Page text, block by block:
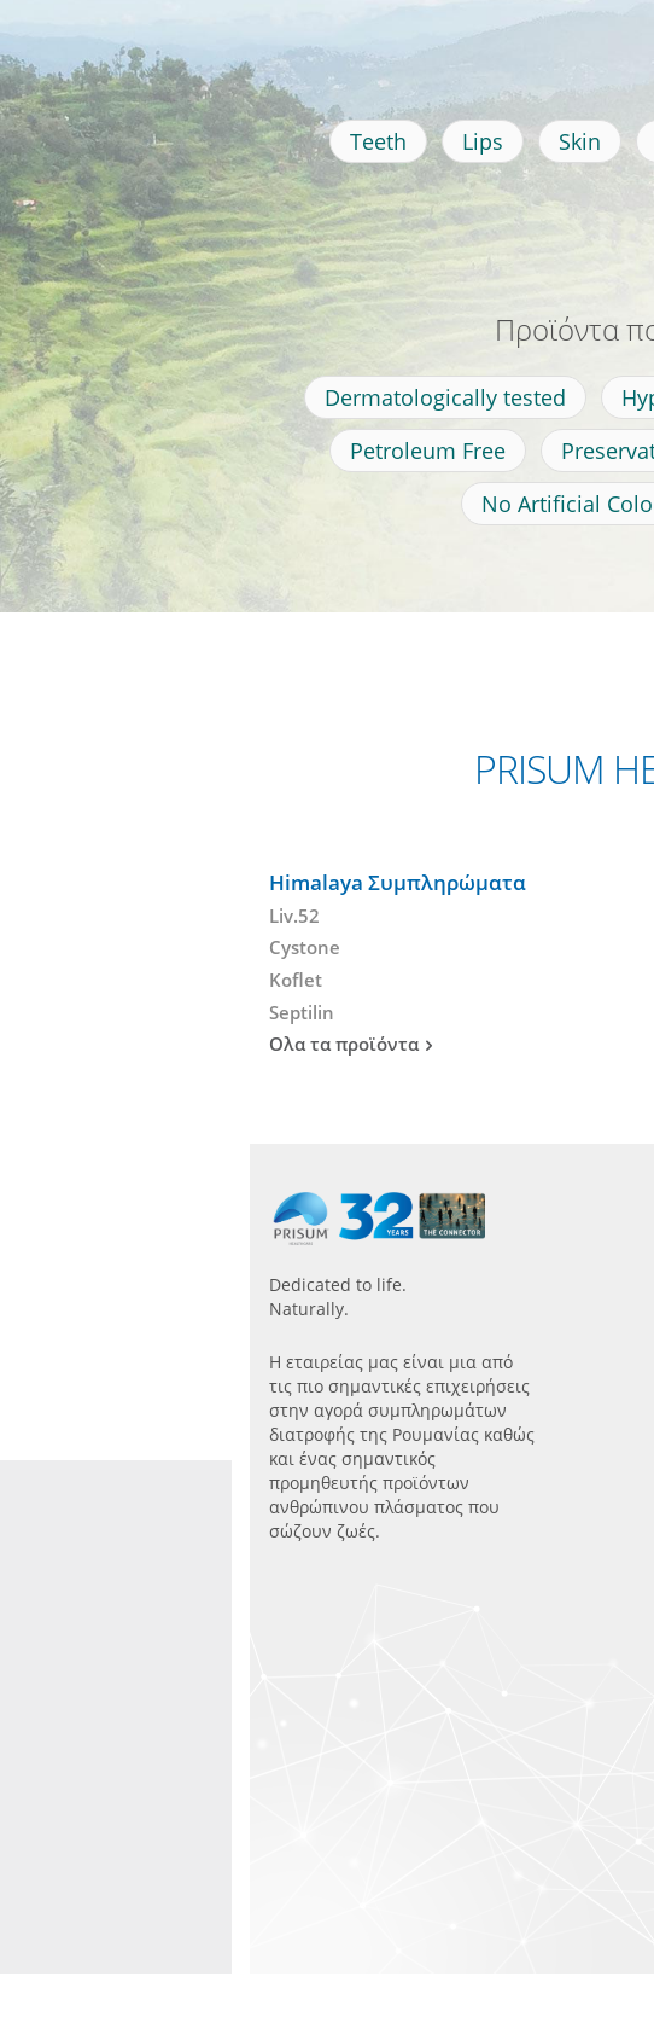
Teeth Lips Skin
Προϊόντα
Dermatologically tested
Petroleum Free
No Artificial
PRISUM
Himalaya Συμπληρώματα
Liv.52
Cystone
Koflet
Septilin
Ολα τα προϊόντα
Dedicated to life.
Naturally.
Η εταιρείας μας είναι μια από
τις πιο σημαντικές επιχειρήσεις
στην αγορά συμπληρωμάτων
διατροφής της Ρουμανίας καθώς
και ένας σημαντικός
προμηθευτής προϊόντων
ανθρώπινου πλάσματος που
σώζουν ζωές.